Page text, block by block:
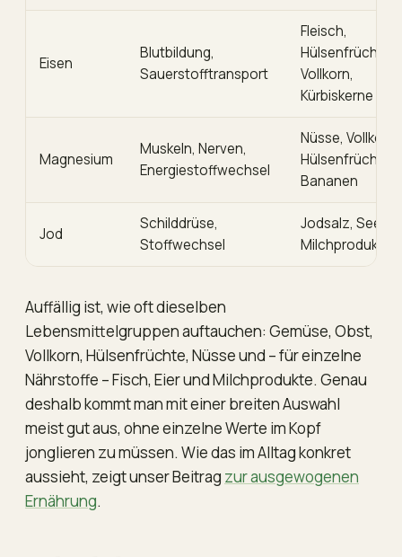
Eisen
Blutbildung,
Sauerstofftransport
Fleisch,
Hülsenfrüchte,
Vollkorn,
Kürbiskerne
Magnesium
Muskeln, Nerven,
Energiestoffwechsel
Nüsse, Vollkorn,
Hülsenfrüchte,
Bananen
Jod
Schilddrüse,
Stoffwechsel
Jodsalz,
Milchprodukte
Auffällig ist, wie oft dieselben
Lebensmittelgruppen auftauchen: Gemüse, Obst,
Vollkorn, Hülsenfrüchte, Nüsse und – für einzelne
Nährstoffe – Fisch, Eier und Milchprodukte. Genau
deshalb kommt man mit einer breiten Auswahl
meist gut aus, ohne einzelne Werte im Kopf
jonglieren zu müssen. Wie das im Alltag konkret
aussieht, zeigt unser Beitrag zur ausgewogenen
Ernährung.